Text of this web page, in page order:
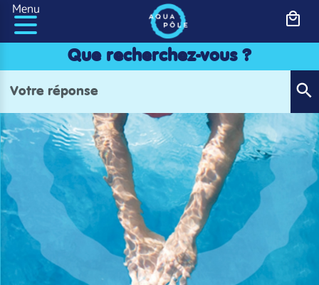
Panneau de gestion des cookies
Menu
Que recherchez-vous ?